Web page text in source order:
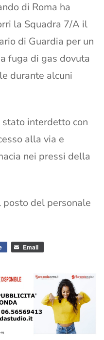
di Roma ha
la Squadra 7/A il
di Guardia per un
fuga di gas dovuta
durante alcuni
interdetto con
alla via e
nei pressi della
posto del personale
Email